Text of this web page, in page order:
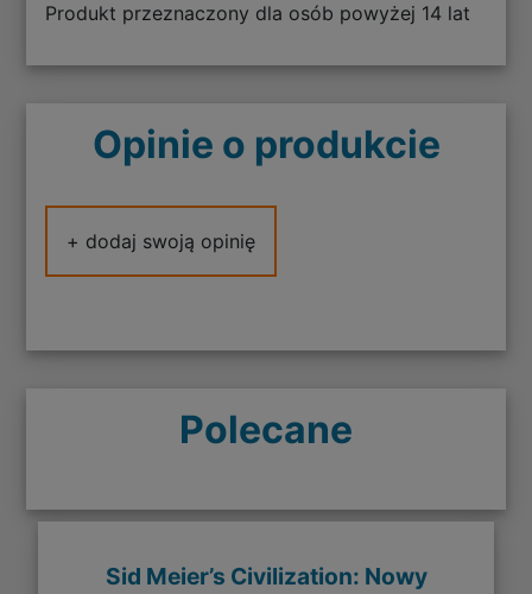
Produkt przeznaczony dla osób powyżej 14 lat
Opinie o produkcie
+ dodaj swoją opinię
Polecane
Sid Meier’s Civilization: Nowy